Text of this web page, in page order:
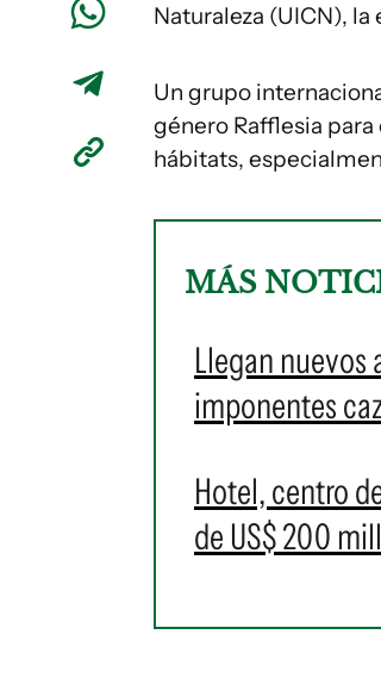
Naturaleza (UICN),
Un grupo
género Rafflesia
hábitats,
MÁS
Llegan
imponentes
Hotel, centro
de US$ 200